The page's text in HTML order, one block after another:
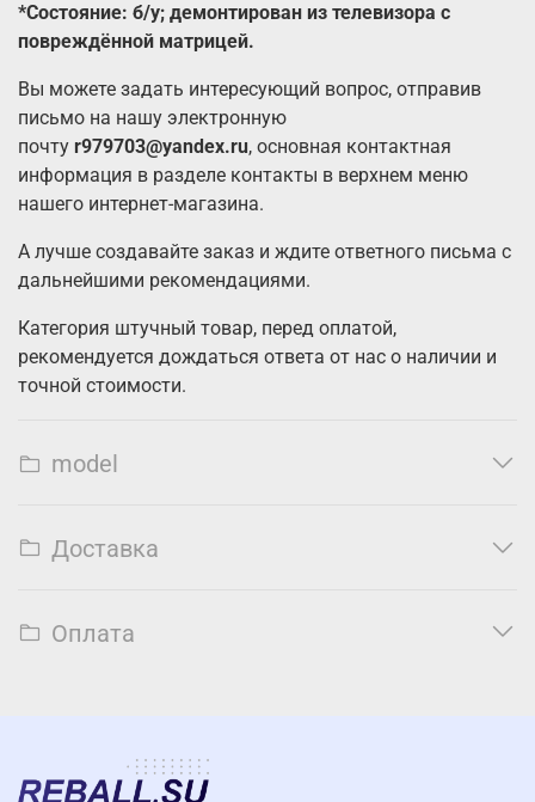
*Состояние: б/у; демонтирован из телевизора с
повреждённой матрицей.
Вы можете задать интересующий вопрос, отправив
письмо на нашу электронную
почту r979703@yandex.ru, основная контактная
информация в разделе контакты в верхнем меню
нашего интернет-магазина.
А лучше создавайте заказ и ждите ответного письма с
дальнейшими рекомендациями.
Категория штучный товар, перед оплатой,
рекомендуется дождаться ответа от нас о наличии и
точной стоимости.
model
Доставка
Оплата